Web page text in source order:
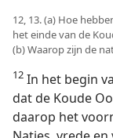
12, 13. (a) Hoe
het einde van de
(b) Waarop zijn de
12 In het begin
dat de Koude
daarop het